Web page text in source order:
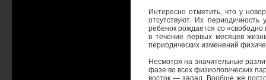
Интересно отметить, что у
отсутствуют. Их периодичность
ребенок рождается со
в течение первых месяцев
периодических изменений
Несмотря на значительные
фазе во всех физиологических
восток — запад. Вообще же